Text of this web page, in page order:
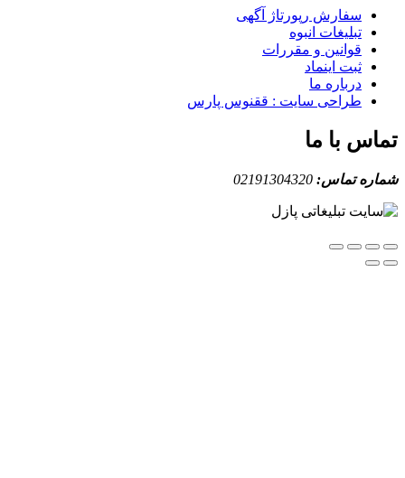
سفارش رپورتاژ آگهی
تبلیغات انبوه
قوانین و مقررات
ثبت اینماد
درباره ما
طراحی سایت : ققنوس پارس
با ما
تماس:02191304320